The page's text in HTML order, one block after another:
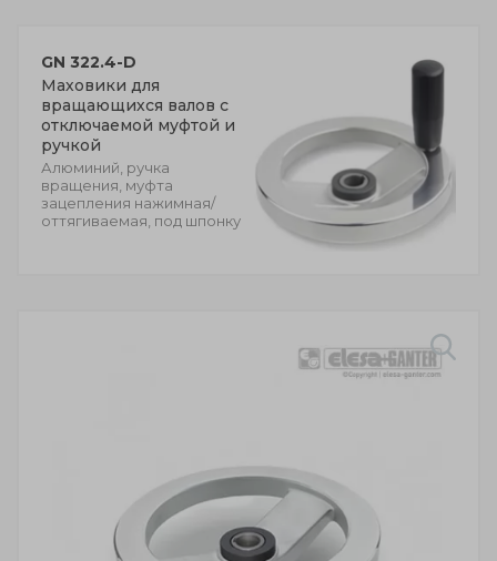
GN 322.4-D
Маховики для
вращающихся валов с
отключаемой муфтой и
ручкой
Алюминий, ручка
вращения, муфта
зацепления нажимная/
оттягиваемая, под шпонку